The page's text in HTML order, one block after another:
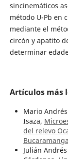
sincinemáticos
método U-Pb en
mediante el
circón y apatito
determinar
Artículos más
Mario
Isaza,
del relevo
Bucaramanga
Julián